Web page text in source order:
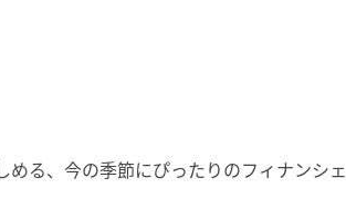
る、今の季節にぴったりのフィナンシェ